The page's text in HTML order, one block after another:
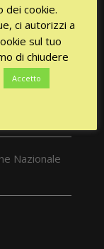
dei cookie.
ci autorizzi a
sul tuo
di chiudere
Accetto